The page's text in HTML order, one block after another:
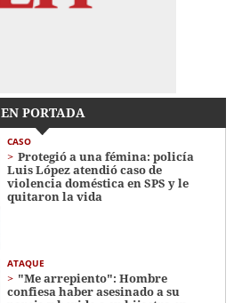
EN PORTADA
CASO
Protegió a una fémina: policía
Luis López atendió caso de
violencia doméstica en SPS y le
quitaron la vida
ATAQUE
"Me arrepiento": Hombre
confiesa haber asesinado a su